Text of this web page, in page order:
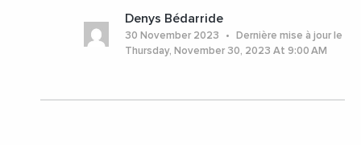
#RegionAuvergneRhoneAlpes
#AuvergneRhoneAlpes
#HauteLoire
Denys Bédarride
30 November 2023
Dernière mise à jour le
Thursday, November 30, 2023 At 9:00 AM